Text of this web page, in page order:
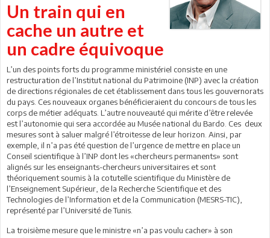
Un train qui en
cache un autre et
un cadre équivoque
L’un des points forts du programme ministériel consiste en une
restructuration de l’Institut national du Patrimoine (INP) avec la création
de directions régionales de cet établissement dans tous les gouvernorats
du pays. Ces nouveaux organes bénéficieraient du concours de tous les
corps de métier adéquats. L’autre nouveauté qui mérite d’être relevée
est l’autonomie qui sera accordée au Musée national du Bardo. Ces deux
mesures sont à saluer malgré l’étroitesse de leur horizon. Ainsi, par
exemple, il n’a pas été question de l’urgence de mettre en place un
Conseil scientifique à l’INP dont les «chercheurs permanents» sont
alignés sur les enseignants-chercheurs universitaires et sont
théoriquement soumis à la cotutelle scientifique du Ministère de
l’Enseignement Supérieur, de la Recherche Scientifique et des
Technologies de l’Information et de la Communication (MESRS-TIC),
représenté par l’Université de Tunis.
La troisième mesure que le ministre «n’a pas voulu cacher» à son